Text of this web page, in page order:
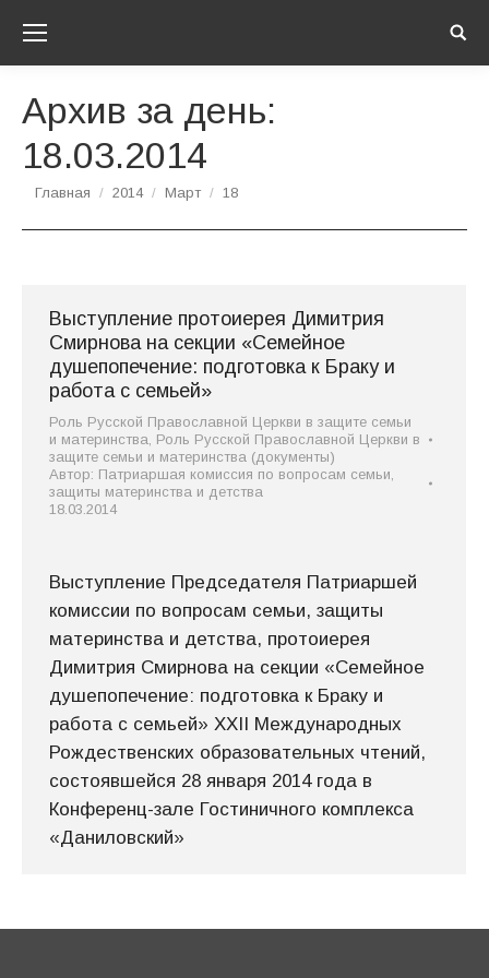
Архив за день:
18.03.2014
Вы здесь:
Главная 2014 Март 18
Выступление протоиерея Димитрия
Смирнова на секции «Семейное
душепопечение: подготовка к Браку и
работа с семьей»
Роль Русской Православной Церкви в защите семьи
и материнства, Роль Русской Православной Церкви в
защите семьи и материнства (документы)
Автор: Патриаршая комиссия по вопросам семьи,
защиты материнства и детства
18.03.2014
Выступление Председателя Патриаршей
комиссии по вопросам семьи, защиты
материнства и детства, протоиерея
Димитрия Смирнова на секции «Семейное
душепопечение: подготовка к Браку и
работа с семьей» XXII Международных
Рождественских образовательных чтений,
состоявшейся 28 января 2014 года в
Конференц-зале Гостиничного комплекса
«Даниловский»